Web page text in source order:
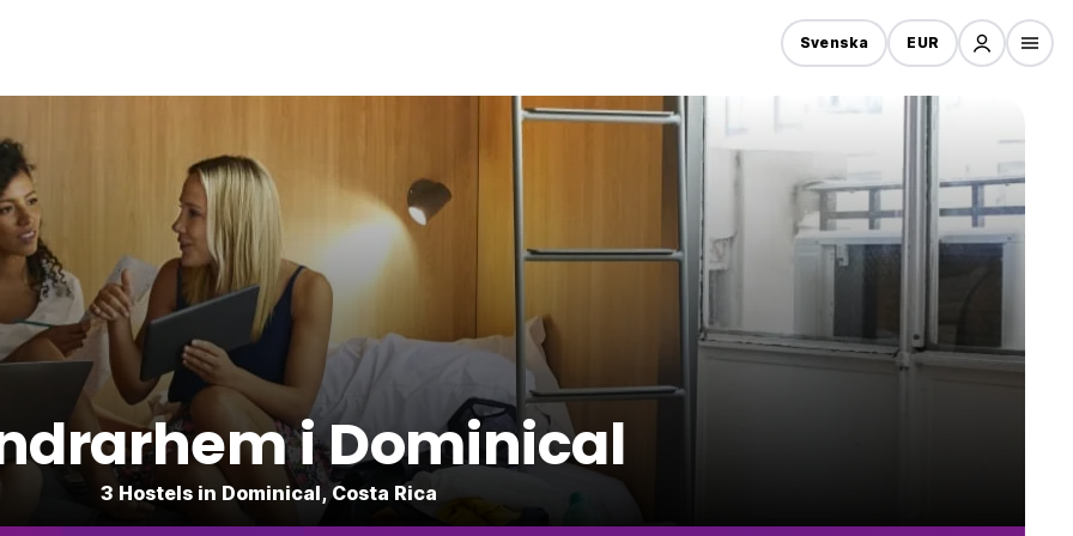
Svenska EUR
i Dominical
3 Hostels in Dominical, Costa Rica